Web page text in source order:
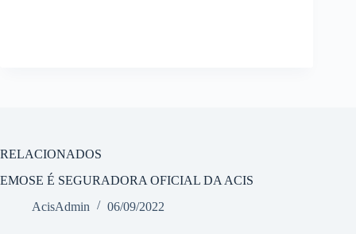
RELACIONADOS
EMOSE É SEGURADORA OFICIAL DA ACIS
AcisAdmin
06/09/2022